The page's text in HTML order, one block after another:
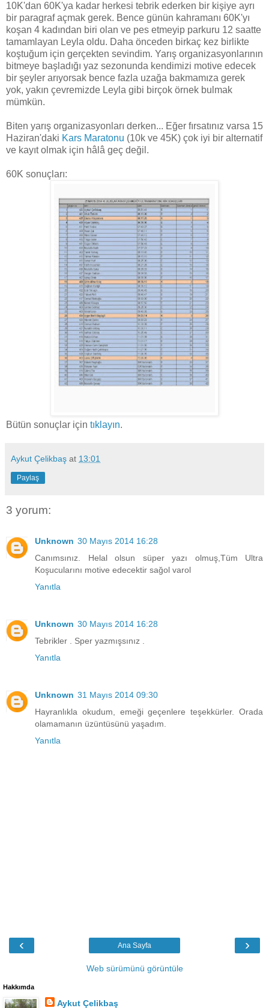
10K'dan 60K'ya kadar herkesi tebrik ederken bir kişiye ayrı
bir paragraf açmak gerek. Bence günün kahramanı 60K'yı
koşan 4 kadından biri olan ve pes etmeyip parkuru 12 saatte
tamamlayan Leyla oldu. Daha önceden birkaç kez birlikte
koştuğum için gerçekten sevindim. Yarış organizasyonlarının
bitmeye başladığı yaz sezonunda kendimizi motive edecek
bir şeyler arıyorsak bence fazla uzağa bakmamıza gerek
yok, yakın çevremizde Leyla gibi birçok örnek bulmak
mümkün.
Biten yarış organizasyonları derken... Eğer fırsatınız varsa 15
Haziran'daki Kars Maratonu (10k ve 45K) çok iyi bir alternatif
ve kayıt olmak için hâlâ geç değil.
60K sonuçları:
Bütün sonuçlar için tıklayın.
Aykut Çelikbaş at 13:01
Paylaş
3 yorum:
Unknown 30 Mayıs 2014 16:28
Canımsınız. Helal olsun süper yazı olmuş,Tüm Ultra
Koşucularını motive edecektir sağol varol
Yanıtla
Unknown 30 Mayıs 2014 16:28
Tebrikler . Sper yazmışsınız .
Yanıtla
Unknown 31 Mayıs 2014 09:30
Hayranlıkla okudum, emeği geçenlere teşekkürler. Orada
olamamanın üzüntüsünü yaşadım.
Yanıtla
‹ ›
Ana Sayfa
Web sürümünü görüntüle
Hakkımda
Aykut Çelikbaş